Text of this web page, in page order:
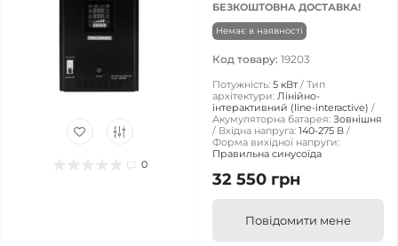
0
БЕЗКОШТОВНА ДОСТАВКА!
Немає в наявності
Код товару: 19203
Потужність: 5 кВт
Тип
архітектури: Лінійно-
інтерактивний (line-interactive)
Акумуляторна батарея: Зовнішня
Вхідна напруга: 140-275 В
Форма вихідної напруги:
Правильна синусоїда
32 550 грн
Повідомити мене